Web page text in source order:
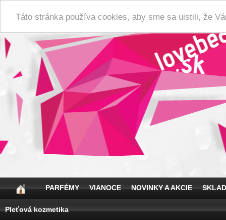
Táto stránka používa cookies, aby sme sa uistili, že
PARFÉMY VIANOCE NOVINKY A AKCIE
Pleťová kozmetika